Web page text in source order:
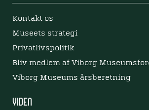
Kontakt os
Museets strategi
Privatlivspolitik
Bliv medlem af Viborg
Viborg Museums årsberetning
Viden